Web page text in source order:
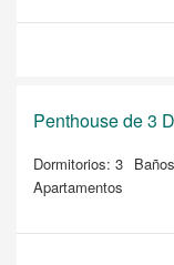
Dormitorios: 3
Apartamentos
USD